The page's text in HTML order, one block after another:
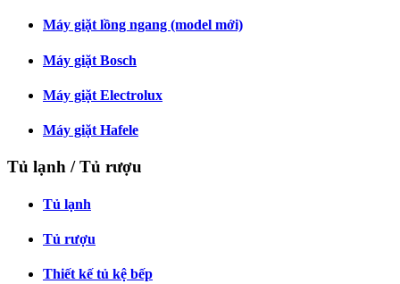
Máy giặt lồng ngang (model mới)
Máy giặt Bosch
Máy giặt Electrolux
Máy giặt Hafele
Tủ lạnh / Tủ rượu
Tủ lạnh
Tủ rượu
Thiết kế tủ kệ bếp